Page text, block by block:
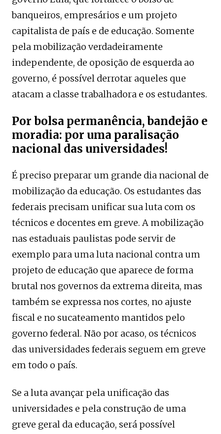
banqueiros, empresários e um projeto
capitalista de país e de educação. Somente
pela mobilização verdadeiramente
independente, de oposição de esquerda ao
governo, é possível derrotar aqueles que
atacam a classe trabalhadora e os estudantes.
Por bolsa permanência, bandejão e
moradia: por uma paralisação
nacional das universidades!
É preciso preparar um grande dia nacional de
mobilização da educação. Os estudantes das
federais precisam unificar sua luta com os
técnicos e docentes em greve. A mobilização
nas estaduais paulistas pode servir de
exemplo para uma luta nacional contra um
projeto de educação que aparece de forma
brutal nos governos da extrema direita, mas
também se expressa nos cortes, no ajuste
fiscal e no sucateamento mantidos pelo
governo federal. Não por acaso, os técnicos
das universidades federais seguem em greve
em todo o país.
Se a luta avançar pela unificação das
universidades e pela construção de uma
greve geral da educação, será possível